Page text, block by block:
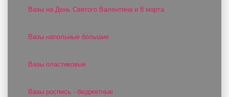
Вазы на День Святого Валентина и 8 марта
Вазы напольные большие
Вазы пластиковые
Вазы роспись - бюджетные